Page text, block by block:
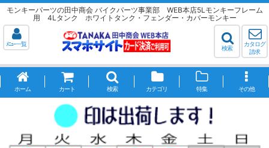
モンキーパーツの田中商会 バイクパーツ事業部 WEB本店5Lモンキーフレーム
用 4Lタンク ホワイトタンク・フェンダー・カバーモンキー
ﾒﾆｭｰ一覧
検索
カタログ
請求
ホーム カート 検索 カテゴリ 特集 その他